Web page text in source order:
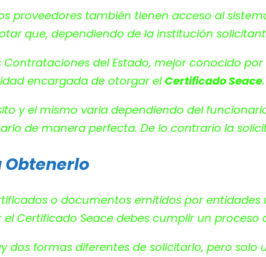
proveedores también tienen acceso al
que, dependiendo de la institución
Contrataciones del Estado, mejor conocido
encargada de otorgar elCertificado Seace.
y el mismo varia dependiendo del
de manera perfecta. De lo contrario la
o documentos emitidos por
Certificado Seace debes cumplir un proceso
dos formas diferentes de solicitarlo, pero